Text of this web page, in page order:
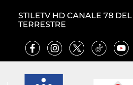
STILETV HD CANALE 78
TERRESTRE